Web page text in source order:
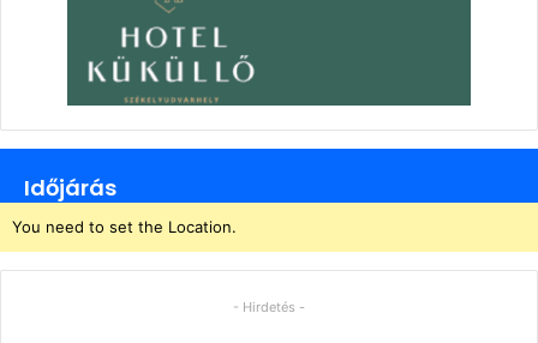
Időjárás
You need to set the Location.
- Hirdetés -